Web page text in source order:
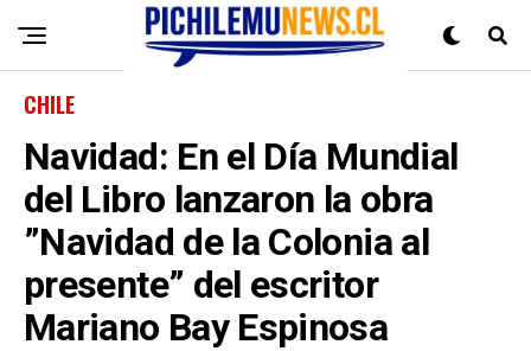
CHILE
Navidad: En el Día Mundial
del Libro lanzaron la obra
”Navidad de la Colonia al
presente” del escritor
Mariano Bay Espinosa